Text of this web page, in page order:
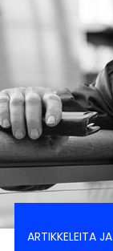
ARTIKKELEITA